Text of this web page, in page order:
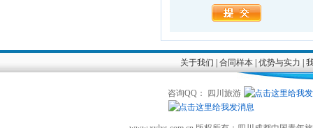
关于我们 |合同样本 |优势与实力 |
咨询QQ： 四川旅游